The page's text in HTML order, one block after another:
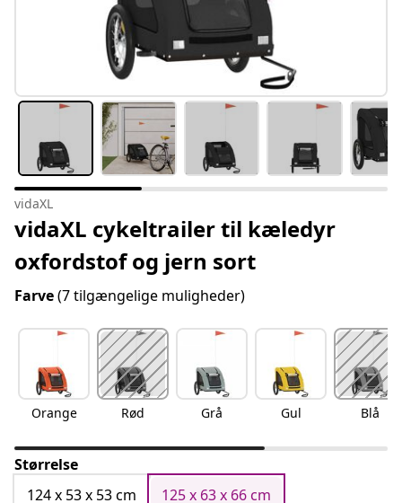
vidaXL
vidaXL cykeltrailer til kæledyr
oxfordstof og jern sort
Farve(7 tilgængelige muligheder)
Orange Rød Grå Gul Blå
Størrelse
124 x 53 x 53 cm
125 x 63 x 66 cm